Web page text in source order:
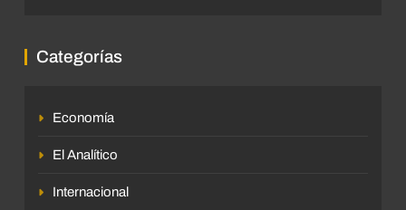
Categorías
Economía
El Analítico
Internacional